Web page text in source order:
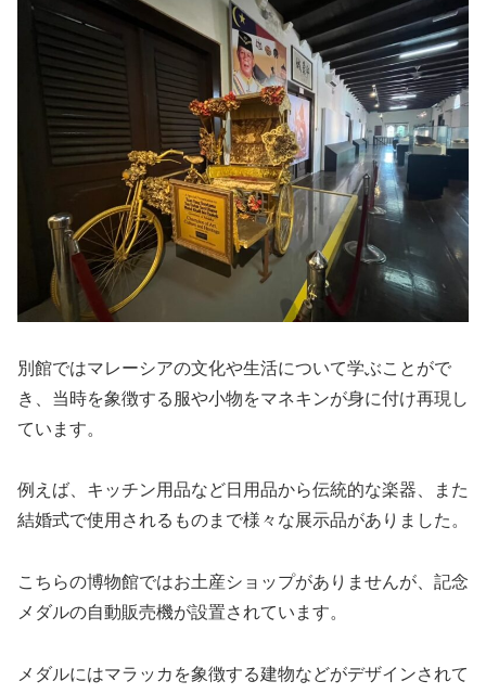
別館ではマレーシアの文化や生活について学ぶことがで
き、当時を象徴する服や小物をマネキンが身に付け再現し
ています。
例えば、キッチン用品など日用品から伝統的な楽器、また
結婚式で使用されるものまで様々な展示品がありました。
こちらの博物館ではお土産ショップがありませんが、記念
メダルの自動販売機が設置されています。
メダルにはマラッカを象徴する建物などがデザインされて